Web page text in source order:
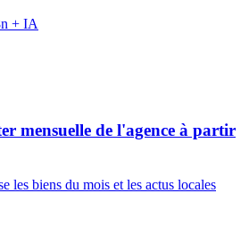
+ IA
mensuelle de l'agence à partir
les biens du mois et les actus locales